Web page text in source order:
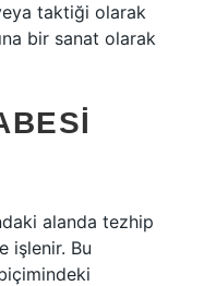
taktiği olarak
bir sanat olarak
alanda tezhip
işlenir. Bu